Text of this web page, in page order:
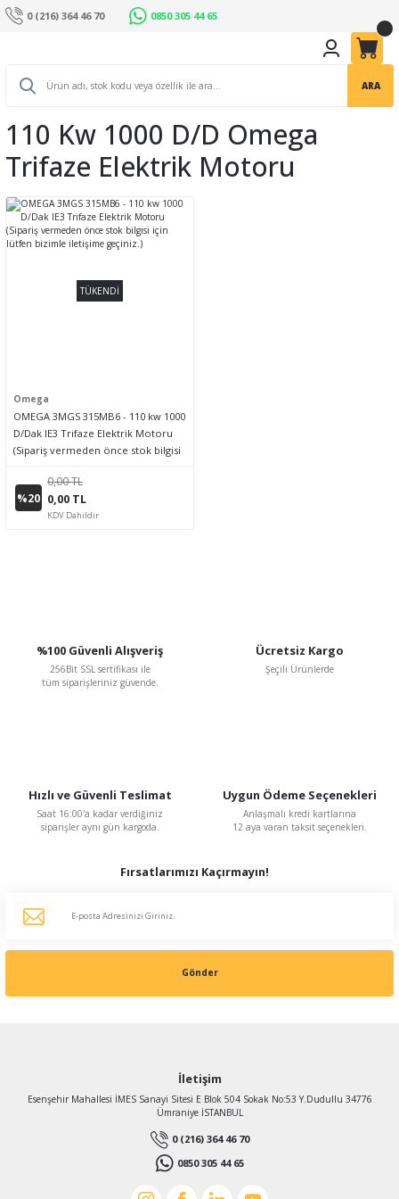
0 (216) 364 46 70 0850 305 44 65
ARA
110 Kw 1000 D/d Omega
Trifaze Elektrik Motoru
TÜKENDİ
Omega
OMEGA 3MGS 315MB6 - 110 kw 1000
D/Dak IE3 Trifaze Elektrik Motoru
(Sipariş vermeden önce stok bilgisi
%20
0,00 TL
0,00 TL
KDV Dahildir
%100 Güvenli Alışveriş
256Bit SSL sertifikası ile
tüm siparişleriniz güvende.
Ücretsiz Kargo
Şeçili Ürünlerde
Hızlı ve Güvenli Teslimat
Saat 16:00'a kadar verdiğiniz
siparişler aynı gün kargoda.
Uygun Ödeme Seçenekleri
Anlaşmalı kredi kartlarına
12 aya varan taksit seçenekleri.
Fırsatlarımızı Kaçırmayın!
Gönder
İletişim
Esenşehir Mahallesi İMES Sanayi Sitesi E Blok 504 Sokak No:53 Y.Dudullu 34776
Ümraniye İSTANBUL
0 (216) 364 46 70
0850 305 44 65